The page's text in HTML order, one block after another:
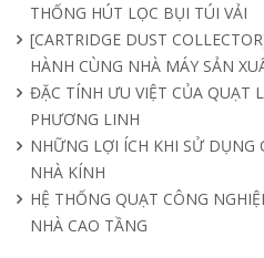
THỐNG HÚT LỌC BỤI TÚI VẢI
[CARTRIDGE DUST
HÀNH CÙNG NHÀ MÁY SẢN
ĐẶC TÍNH ƯU VIỆT CỦA QUẠT
PHƯƠNG LINH
NHỮNG LỢI ÍCH KHI SỬ
NHÀ KÍNH
HỆ THỐNG QUẠT CÔNG
NHÀ CAO TẦNG